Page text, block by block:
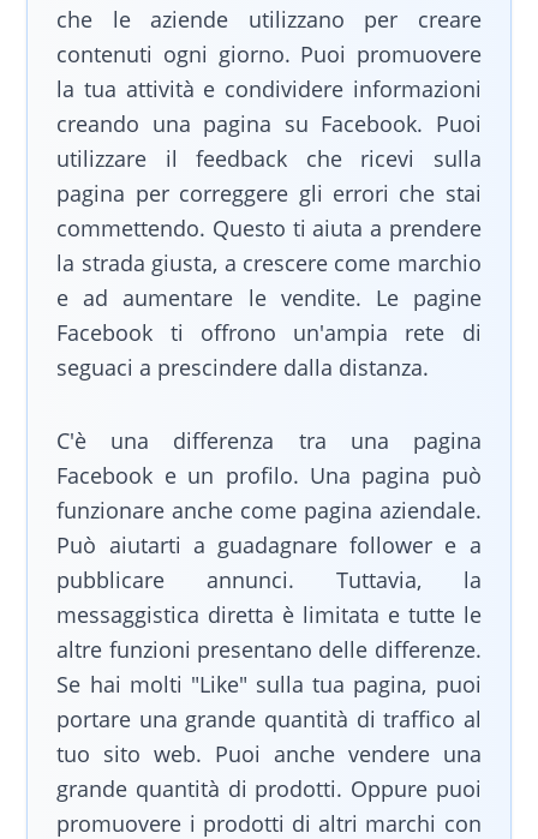
che le aziende utilizzano per creare
contenuti ogni giorno. Puoi promuovere
la tua attività e condividere informazioni
creando una pagina su Facebook. Puoi
utilizzare il feedback che ricevi sulla
pagina per correggere gli errori che stai
commettendo. Questo ti aiuta a prendere
la strada giusta, a crescere come marchio
e ad aumentare le vendite. Le pagine
Facebook ti offrono un'ampia rete di
seguaci a prescindere dalla distanza.
C'è una differenza tra una pagina
Facebook e un profilo. Una pagina può
funzionare anche come pagina aziendale.
Può aiutarti a guadagnare follower e a
pubblicare annunci. Tuttavia, la
messaggistica diretta è limitata e tutte le
altre funzioni presentano delle differenze.
Se hai molti "Like" sulla tua pagina, puoi
portare una grande quantità di traffico al
tuo sito web. Puoi anche vendere una
grande quantità di prodotti. Oppure puoi
promuovere i prodotti di altri marchi con